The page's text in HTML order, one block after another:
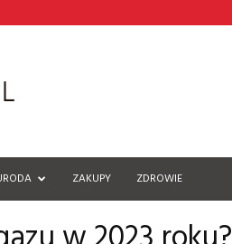
ZAKUPY ZDROWIE